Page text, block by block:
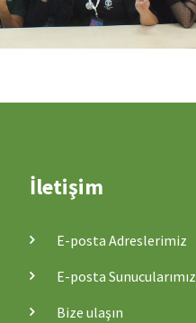
İletişim
E-posta Adreslerimiz
E-posta Sunucularımız
Bize ulaşın